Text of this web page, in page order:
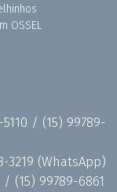
OSSEL
5110 / (15) 99789-
3219 (WhatsApp)
/ (15) 99789-6861